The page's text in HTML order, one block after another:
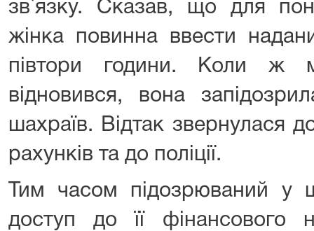
зв`язку. Сказав, що для
жінка повинна ввести
півтори години. Коли ж
відновився, вона
шахраїв. Відтак звернулася
рахунків та до поліції.
Тим часом підозрюваний у
доступ до її фінансового